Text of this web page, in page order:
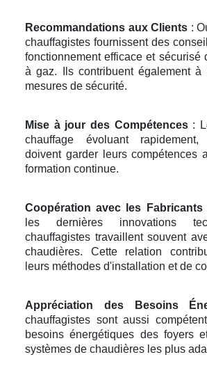
Recommandations aux Clients :
chauffagistes fournissent des
fonctionnement efficace et sécurisé
à gaz. Ils contribuent également à
mesures de sécurité.
Mise à jour des Compétences:
chauffage évoluant
doivent garder leurs compétences
formation continue.
Coopération avec les Fabricants
les dernières innovations
chauffagistes travaillent souvent
chaudières. Cette relation
leurs méthodes d'installation et de
Appréciation des Besoins
chauffagistes sont aussi
besoins énergétiques des foyers
systèmes de chaudières les plus